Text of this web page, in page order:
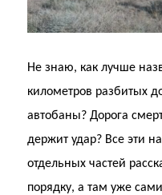
Не знаю, как лучше
километров разбитых
автобаны? Дорога
держит удар? Все эти
отдельных частей
порядку, а там уже